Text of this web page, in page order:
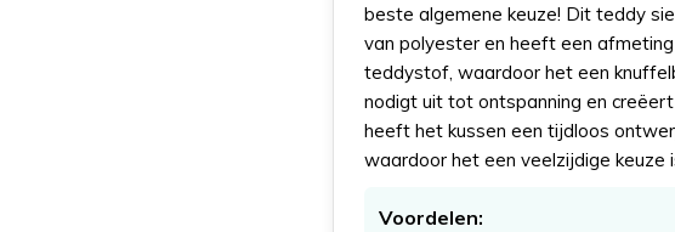
beste algemene keuze! Dit teddy
van polyester en heeft een
teddystof, waardoor het een
nodigt uit tot ontspanning en
heeft het kussen een tijdloos
waardoor het een veelzijdige keuze
Voordelen: